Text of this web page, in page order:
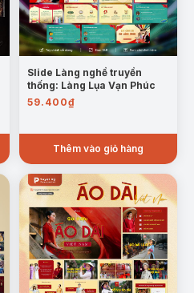
Slide Làng nghề truyền
thống: Làng Lụa Vạn Phúc
59.400₫
Thêm vào giỏ hàng